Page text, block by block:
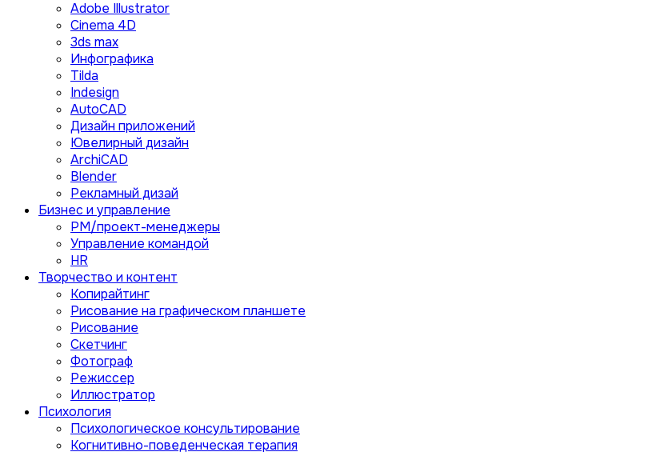
Adobe Illustrator
Сinema 4D
3ds max
Инфографика
Tilda
Indesign
AutoCAD
Дизайн приложений
Ювелирный дизайн
ArchiCAD
Blender
Рекламный дизай
Бизнес и управление
PM/проект-менеджеры
Управление командой
HR
Творчество и контент
Копирайтинг
Рисование на графическом планшете
Рисование
Скетчинг
Фотограф
Режиссер
Иллюстратор
Психология
Психологическое консультирование
Когнитивно-поведенческая терапия